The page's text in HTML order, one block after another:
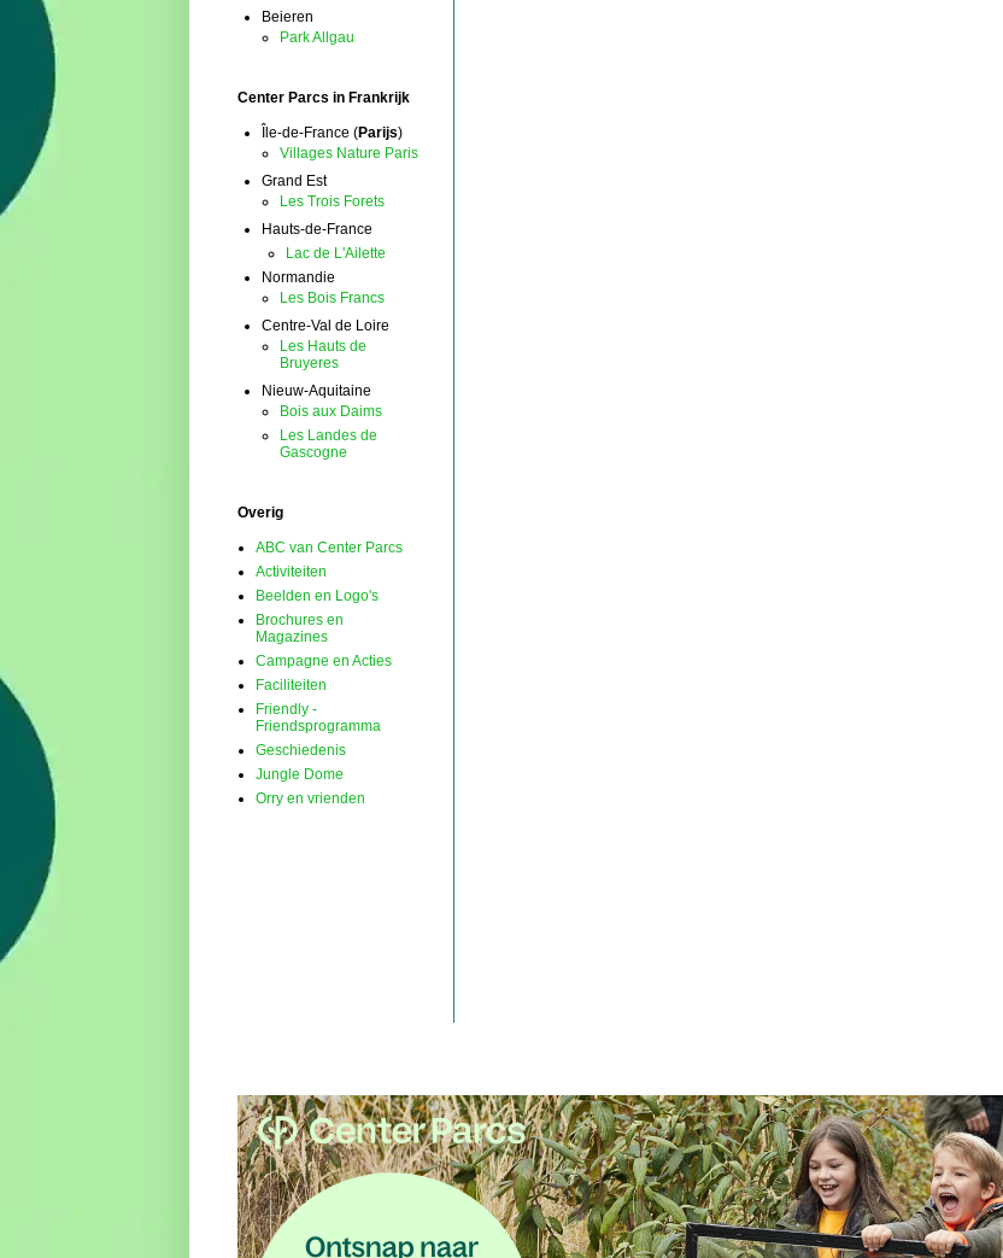
Beieren
Park Allgau
Center Parcs in Frankrijk
Île-de-France (Parijs)
Villages Nature Paris
Grand Est
Les Trois Forets
Hauts-de-France
Lac de L'Ailette
Normandie
Les Bois Francs
Centre-Val de Loire
Les Hauts de
Bruyeres
Nieuw-Aquitaine
Bois aux Daims
Les Landes de
Gascogne
Overig
ABC van Center Parcs
Activiteiten
Beelden en Logo's
Brochures en
Magazines
Campagne en Acties
Faciliteiten
Friendly -
Friendsprogramma
Geschiedenis
Jungle Dome
Orry en vrienden